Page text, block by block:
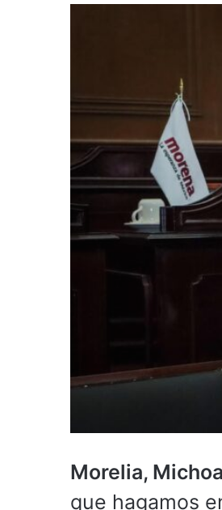
Morelia,
que hagamos